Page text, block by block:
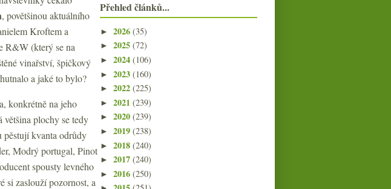
, povětšinou aktuálního
Kroftem a
R&W (který se na
vinařství, špičkový
a jaké to bylo?
konkrétně na jeho
většina plochy se tedy
pěstují kvanta odrůdy
Modrý portugal, Pinot
spousty levného
si zaslouží pozornost, a
Přehled článků...
► 2026 (35)
► 2025 (72)
► 2024 (106)
► 2023 (160)
► 2022 (225)
► 2021 (239)
► 2020 (239)
► 2019 (238)
► 2018 (240)
► 2017 (240)
► 2016 (250)